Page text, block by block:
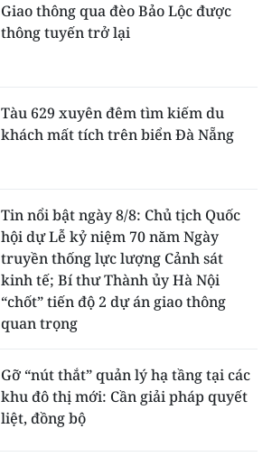
Giao thông qua đèo Bảo Lộc được
thông tuyến trở lại
Tàu 629 xuyên đêm tìm kiếm du
khách mất tích trên biển Đà Nẵng
Tin nổi bật ngày 8/8: Chủ tịch Quốc
hội dự Lễ kỷ niệm 70 năm Ngày
truyền thống lực lượng Cảnh sát
kinh tế; Bí thư Thành ủy Hà Nội
“chốt” tiến độ 2 dự án giao thông
quan trọng
Gỡ “nút thắt” quản lý hạ tầng tại các
khu đô thị mới: Cần giải pháp quyết
liệt, đồng bộ